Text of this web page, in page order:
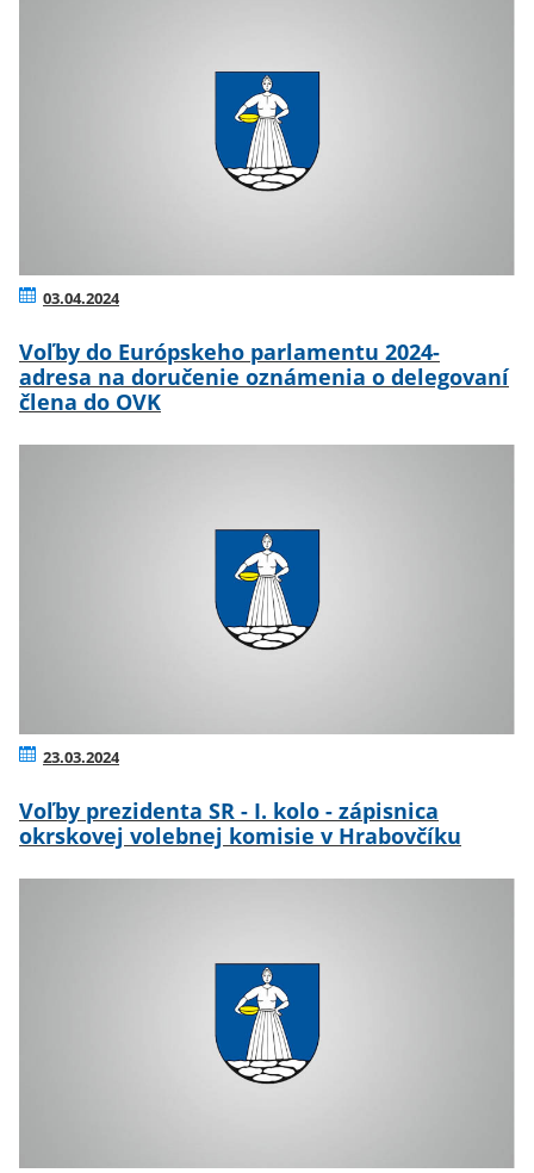
03.04.2024
Voľby do Európskeho parlamentu 2024-
adresa na doručenie oznámenia o delegovaní
člena do OVK
23.03.2024
Voľby prezidenta SR - I. kolo - zápisnica
okrskovej volebnej komisie v Hrabovčíku